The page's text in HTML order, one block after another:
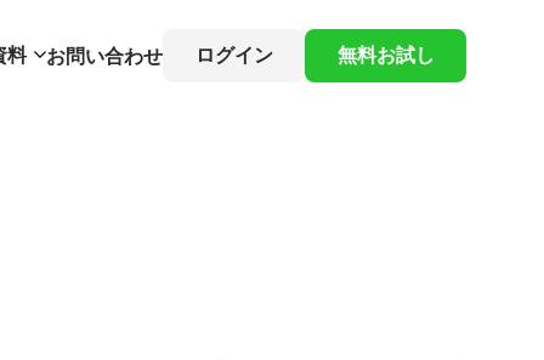
料 お問い合わせ ログイン 無料お試し